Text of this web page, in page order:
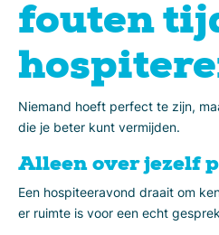
fouten
Niemand hoeft perfect te zijn,
die je beter kunt vermijden.
Alleen over jezelf
Een hospiteeravond draait om
er ruimte is voor een echt